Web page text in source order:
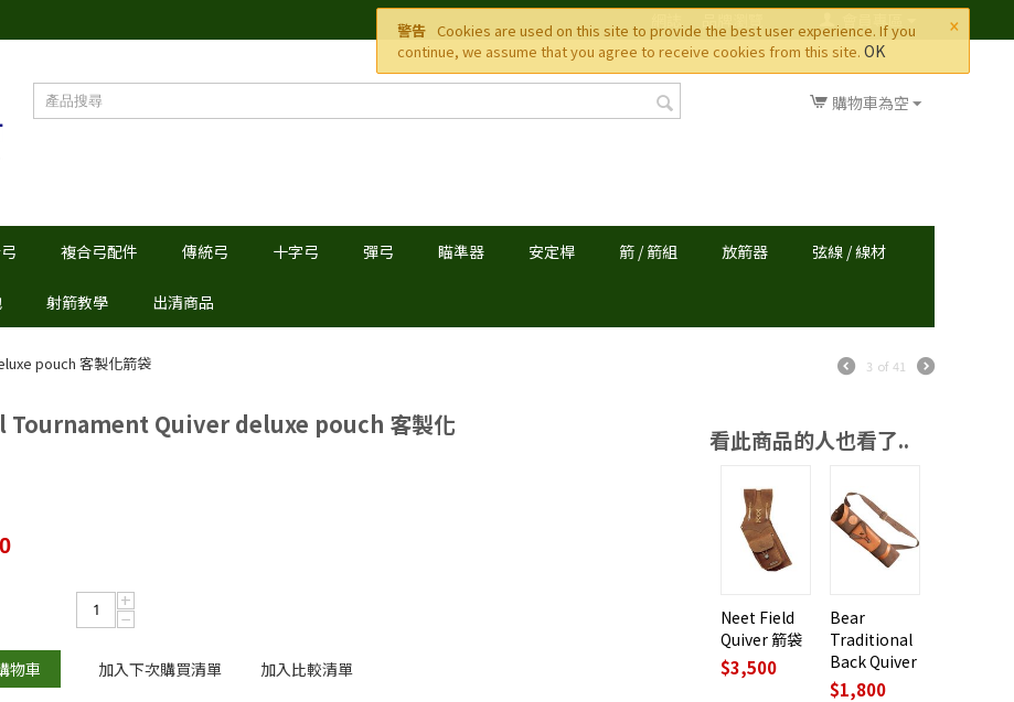
×
警告 Cookies are used on this site to provide the best user experience. If you
continue, we assume that you agree to receive cookies from this site.OK
會員專區
品牌瀏覽
購物車為空
複合弓配件 傳統弓 十字弓 彈弓 瞄準器 安定桿 箭 / 箭組 放箭器 弦線 / 線材
射箭教學 出清商品
pouch 客製化箭袋 3 of 41
Tournament Quiver deluxe pouch 客製化
+
−
物車 加入下次購買清單 加入比較清單
看此商品的人也看了..
Neet Field
Quiver 箭袋
$3,500
Bear
Traditional
Back Quiver
$1,800